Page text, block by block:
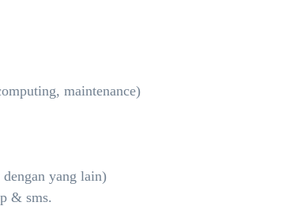
maintenance)
dengan yang lain)
& sms.